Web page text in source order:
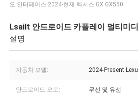
오 인터페이스 2024-현재 렉서스 GX GX550
Lsailt 안드로이드 카플레이 멀티미
설명
자동차 모델: 2024-Present
안드로이드 오토: 무선 및 유선